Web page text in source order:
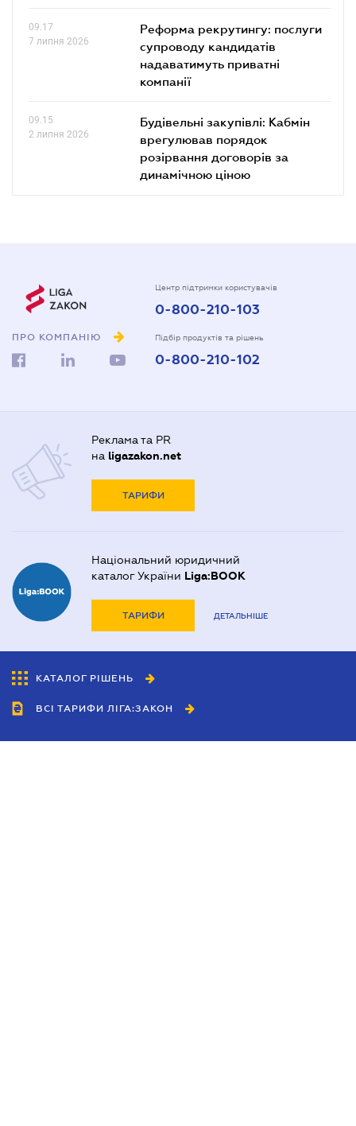
09.17
7 липня 2026
Реформа рекрутингу: послуги
супроводу кандидатів
надаватимуть приватні
компанії
09.15
2 липня 2026
Будівельні закупівлі: Кабмін
врегулював порядок
розірвання договорів за
динамічною ціною
ПРО КОМПАНІЮ
Центр підтримки користувачів
0-800-210-103
Підбір продуктів та рішень
0-800-210-102
Реклама та PR
на ligazakon.net
ТАРИФИ
Національний юридичний
каталог України Liga:BOOK
ТАРИФИ ДЕТАЛЬНІШЕ
КАТАЛОГ РІШЕНЬ
ВСІ ТАРИФИ ЛІГА:ЗАКОН